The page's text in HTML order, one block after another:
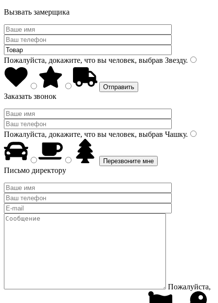
Вызвать замерщика
Пожалуйста, докажите, что вы человек, выбрав Звезду.
Заказать звонок
Пожалуйста, докажите, что вы человек, выбрав Чашку.
Письмо директору
Пожалуйста,